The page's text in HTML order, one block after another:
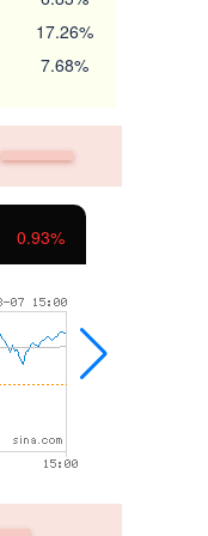
17.26%
7.68%
11.37